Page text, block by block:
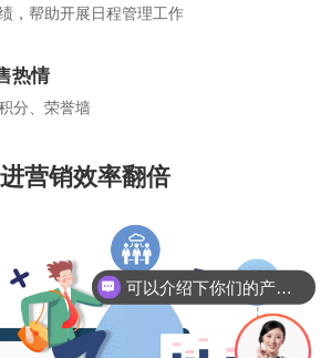
，帮助开展日程管理工作
热情
分、荣誉墙
营销效率翻倍
可以介绍下你们的产品么
你们是怎么收费的呢